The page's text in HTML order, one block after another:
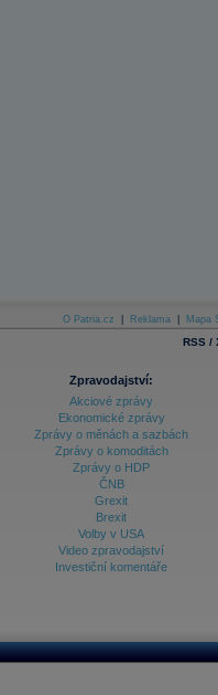
O Patria.cz Reklama Mapa
RSS /
Zpravodajství:
Akciové zprávy
Ekonomické zprávy
Zprávy o měnách a sazbách
Zprávy o komoditách
Zprávy o HDP
ČNB
Grexit
Brexit
Volby v USA
Video zpravodajství
Investiční komentáře